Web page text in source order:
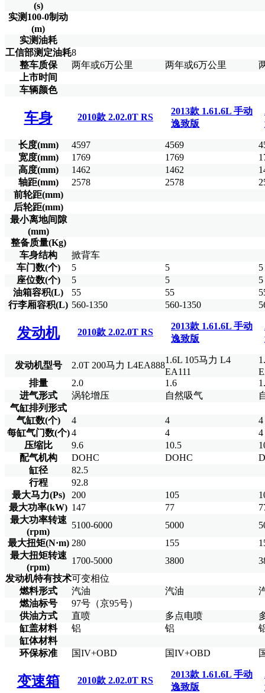
(s)
实测100-0制动
(m)
实测油耗
工信部测定油耗8
整车质保
两年或6万公里 两年或6万公里
上市时间
车辆颜色
车身 2010款 2.02.0T RS
2013款 1.61.6L 手动
逸致版
长度(mm) 4597 4569
宽度(mm)
1769 1769
高度(mm)
1462 1462
轴距(mm)
2578 2578
前轮距(mm)
后轮距(mm)
最小离地间隙
(mm)
整备质量(Kg)
车身结构
掀背车
车门数(个)
5 5
5
座位数(个)
5 5
5
油箱容积(L)
55 55
行李厢容积(L) 560-1350 560-1350
发动机 2010款 2.02.0T RS
2013款 1.61.6L 手动
逸致版
发动机型号 2.0T 200马力 L4EA888
1.6L 105马力 L4
EA111
排量
2.0 1.6
进气形式
涡轮增压 自然吸气
气缸排列形式
气缸数(个)
4 4
4
每缸气门数(个) 4 4
4
压缩比
9.6 10.5
配气机构
DOHC DOHC
缸径
82.5
行程
92.8
最大马力(Ps)
200 105
最大功率(kW) 147 77
最大功率转速
(rpm)
5100-6000 5000
最大扭矩(N·m) 280 155
最大扭矩转速
(rpm)
1700-5000 3800
发动机特有技术可变相位
燃料形式
汽油 汽油
燃油标号
97号（京95号）
供油方式
直喷 多点电喷
缸盖材料
铝 铝
缸体材料
环保标准
国IV+OBD 国IV+OBD
变速箱 2010款 2.02.0T RS
2013款 1.61.6L 手动
逸致版